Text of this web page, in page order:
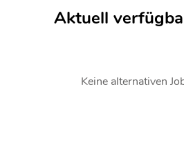
Aktuell
Keine alternativen